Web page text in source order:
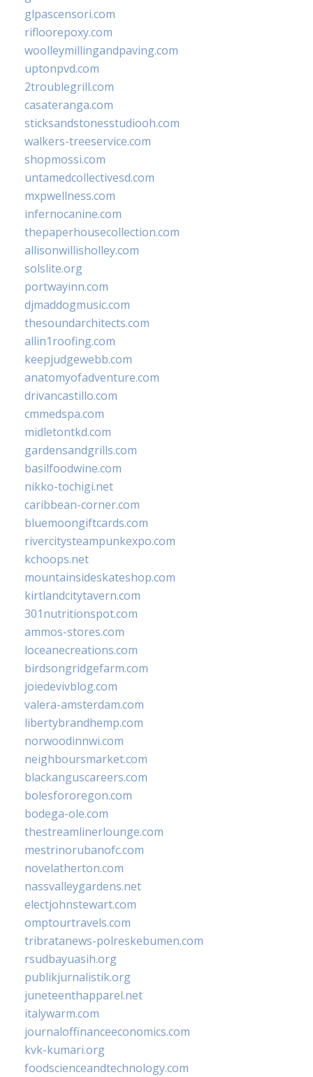
glpascensori.com
rifloorepoxy.com
woolleymillingandpaving.com
uptonpvd.com
2troublegrill.com
casateranga.com
sticksandstonesstudiooh.com
walkers-treeservice.com
shopmossi.com
untamedcollectivesd.com
mxpwellness.com
infernocanine.com
thepaperhousecollection.com
allisonwillisholley.com
solslite.org
portwayinn.com
djmaddogmusic.com
thesoundarchitects.com
allin1roofing.com
keepjudgewebb.com
anatomyofadventure.com
drivancastillo.com
cmmedspa.com
midletontkd.com
gardensandgrills.com
basilfoodwine.com
nikko-tochigi.net
caribbean-corner.com
bluemoongiftcards.com
rivercitysteampunkexpo.com
kchoops.net
mountainsideskateshop.com
kirtlandcitytavern.com
301nutritionspot.com
ammos-stores.com
loceanecreations.com
birdsongridgefarm.com
joiedevivblog.com
valera-amsterdam.com
libertybrandhemp.com
norwoodinnwi.com
neighboursmarket.com
blackanguscareers.com
bolesfororegon.com
bodega-ole.com
thestreamlinerlounge.com
mestrinorubanofc.com
novelatherton.com
nassvalleygardens.net
electjohnstewart.com
omptourtravels.com
tribratanews-polreskebumen.com
rsudbayuasih.org
publikjurnalistik.org
juneteenthapparel.net
italywarm.com
journaloffinanceeconomics.com
kvk-kumari.org
foodscienceandtechnology.com